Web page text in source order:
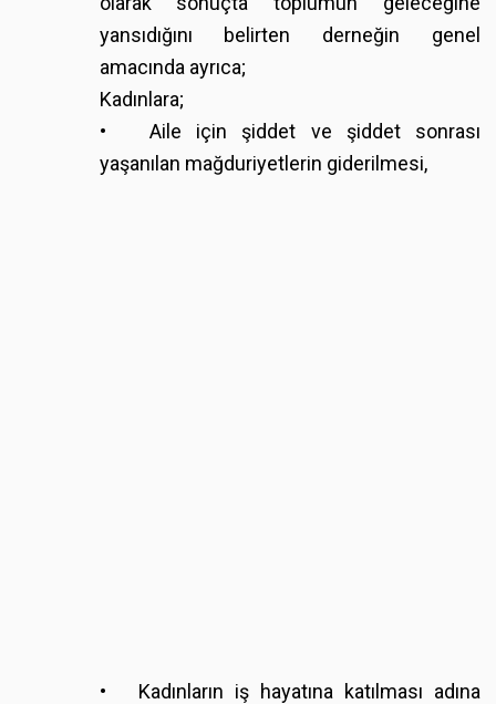
yansıdığını belirten derneğin genel
amacında ayrıca;
Kadınlara;
• Aile için şiddet ve şiddet sonrası
yaşanılan mağduriyetlerin giderilmesi,
• Kadınların iş hayatına katılması adına